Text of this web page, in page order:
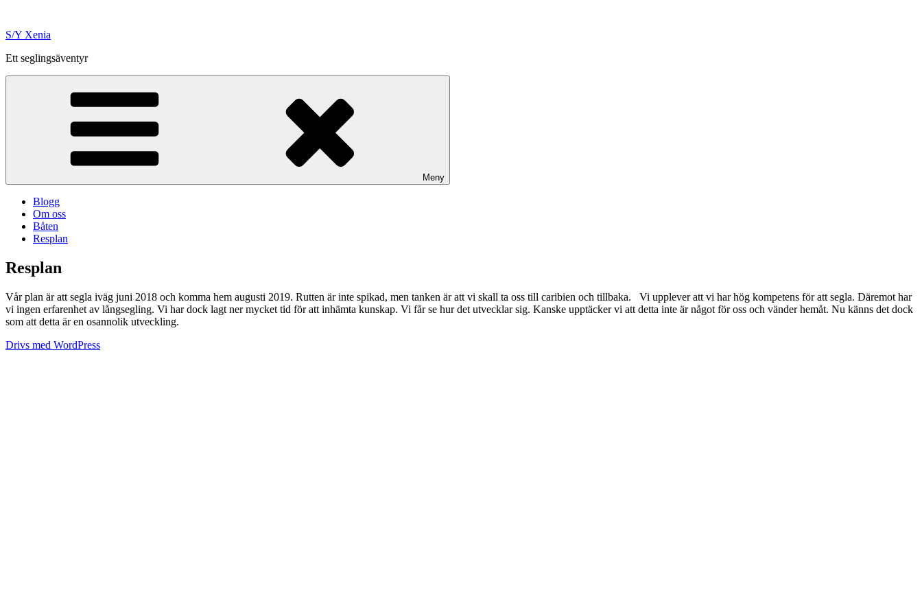
innehåll
S/Y Xenia
Ett seglingsäventyr
Meny
Blogg
Om oss
Båten
Resplan
Resplan
Vår plan är att segla iväg juni 2018 och komma hem augusti 2019. Rutten är inte spikad, men tanken är att vi skall ta oss till caribien och tillbaka. Vi upplever att vi har hög kompetens för att segla. Däremot har
vi ingen erfarenhet av långsegling. Vi har dock lagt ner mycket tid för att inhämta kunskap. Vi får se hur det utvecklar sig. Kanske upptäcker vi att detta inte är något för oss och vänder hemåt. Nu känns det dock
som att detta är en osannolik utveckling.
Drivs med WordPress